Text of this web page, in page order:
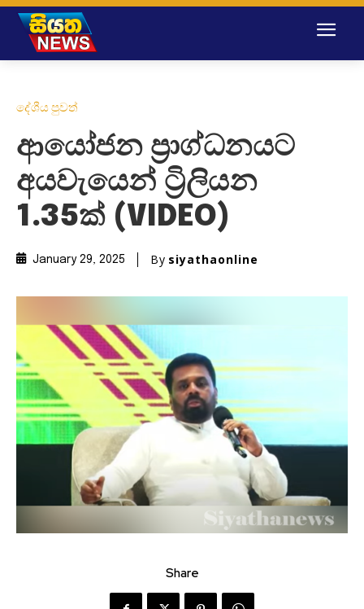
දේශීය පුවත්
ආයෝජන ප්‍රාග්ධනයට
අයවැයෙන් ට්‍රිලියන
1.35ක් (VIDEO)
January 29, 2025 By siyathaonline
Share